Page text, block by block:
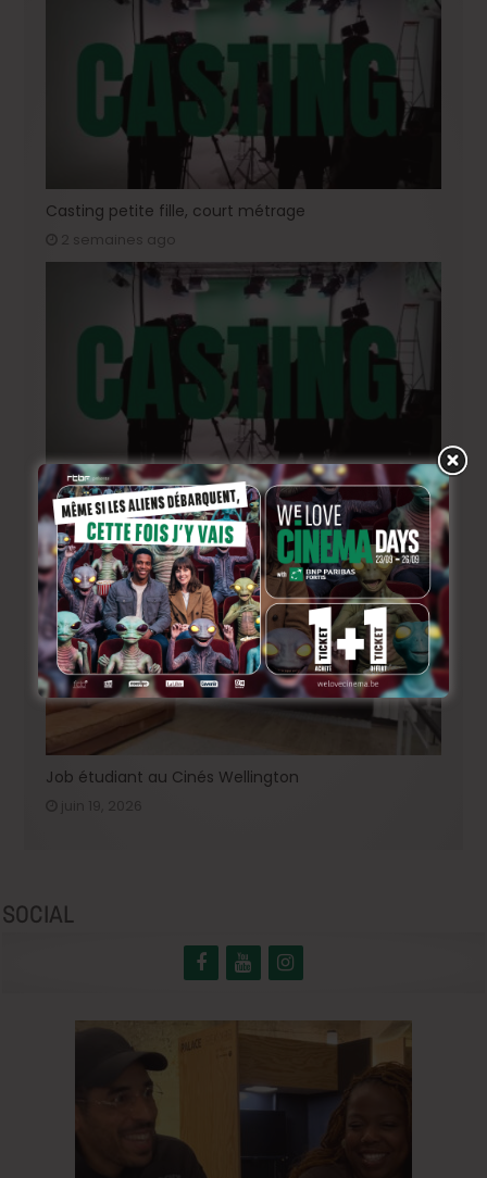
Casting petite fille, court métrage
2 semaines ago
Casting « L’Or Rouge »: rôle féminin 18-25 ans
juin 29, 2026
Job étudiant au Cinés Wellington
SOCIAL